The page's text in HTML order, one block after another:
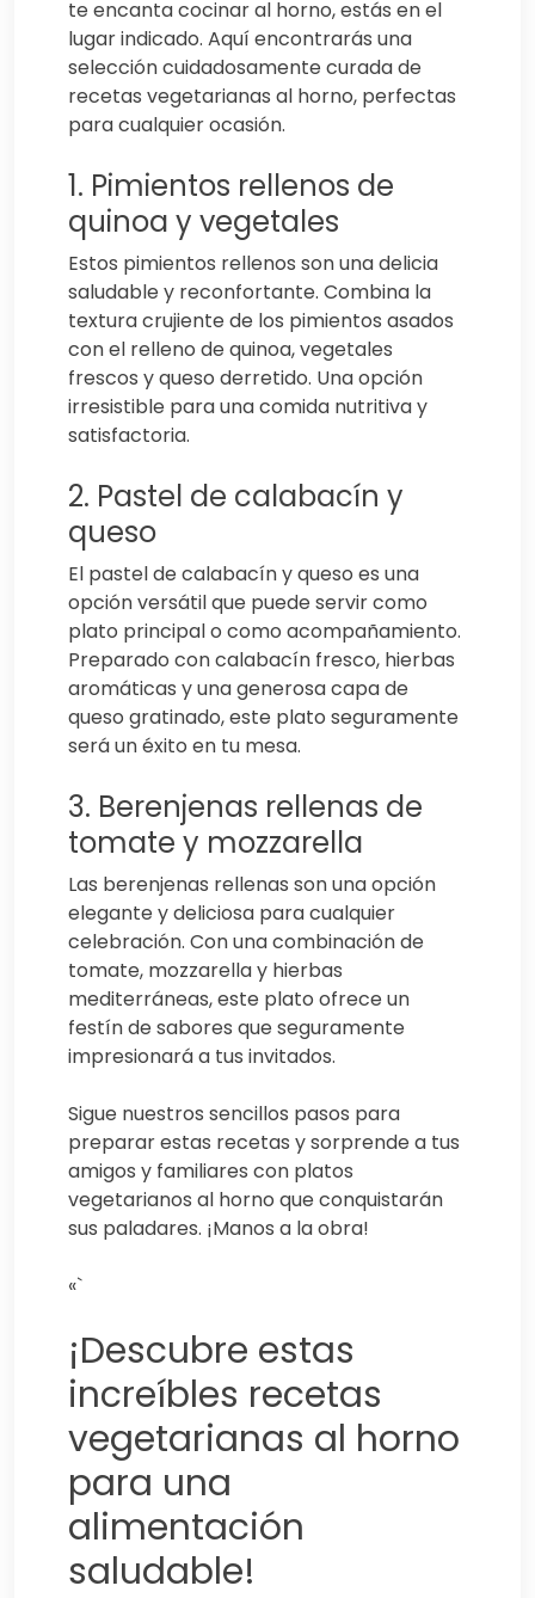
te encanta cocinar al horno, estás en el
lugar indicado. Aquí encontrarás una
selección cuidadosamente curada de
recetas vegetarianas al horno, perfectas
para cualquier ocasión.
1. Pimientos rellenos de
quinoa y vegetales
Estos pimientos rellenos son una delicia
saludable y reconfortante. Combina la
textura crujiente de los pimientos asados
con el relleno de quinoa, vegetales
frescos y queso derretido. Una opción
irresistible para una comida nutritiva y
satisfactoria.
2. Pastel de calabacín y
queso
El pastel de calabacín y queso es una
opción versátil que puede servir como
plato principal o como acompañamiento.
Preparado con calabacín fresco, hierbas
aromáticas y una generosa capa de
queso gratinado, este plato seguramente
será un éxito en tu mesa.
3. Berenjenas rellenas de
tomate y mozzarella
Las berenjenas rellenas son una opción
elegante y deliciosa para cualquier
celebración. Con una combinación de
tomate, mozzarella y hierbas
mediterráneas, este plato ofrece un
festín de sabores que seguramente
impresionará a tus invitados.
Sigue nuestros sencillos pasos para
preparar estas recetas y sorprende a tus
amigos y familiares con platos
vegetarianos al horno que conquistarán
sus paladares. ¡Manos a la obra!
«`
¡Descubre estas
increíbles recetas
vegetarianas al horno
para una
alimentación
saludable!